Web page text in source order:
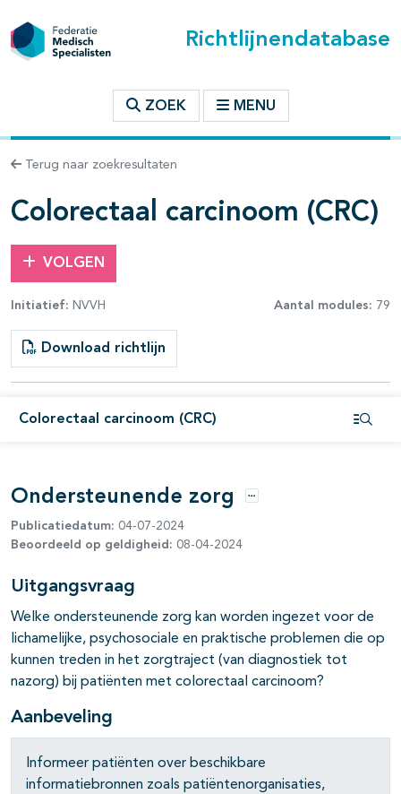
Richtlijnendatabase
ZOEK MENU
Terug naar zoekresultaten
Colorectaal carcinoom (CRC)
VOLGEN
Initiatief: NVVH Aantal modules: 79
Download richtlijn
Colorectaal carcinoom (CRC)
binnen deze richtlijn
open- en dichtklappen
open- en dichtklappen
open- en dichtklappen
open- en dichtklappen
open- en dichtklappen
open- en dichtklappen
open- en dichtklappen
Ondersteunende zorg Opties
Publicatiedatum: 04-07-2024
Beoordeeld op geldigheid: 08-04-2024
Uitgangsvraag
Welke ondersteunende zorg kan worden ingezet voor de
lichamelijke, psychosociale en praktische problemen die op
kunnen treden in het zorgtraject (van diagnostiek tot
nazorg) bij patiënten met colorectaal carcinoom?
Aanbeveling
Informeer patiënten over beschikbare
informatiebronnen zoals patiëntenorganisaties,